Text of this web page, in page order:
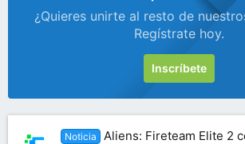
¿Quieres unirte al resto de
Regístrate hoy.
Inscríbete
Noticia
Aliens: Fireteam Elite 2